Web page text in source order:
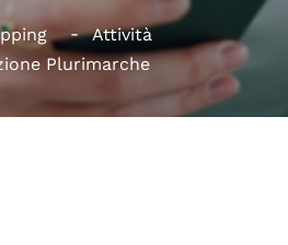
Attività
Plurimarche